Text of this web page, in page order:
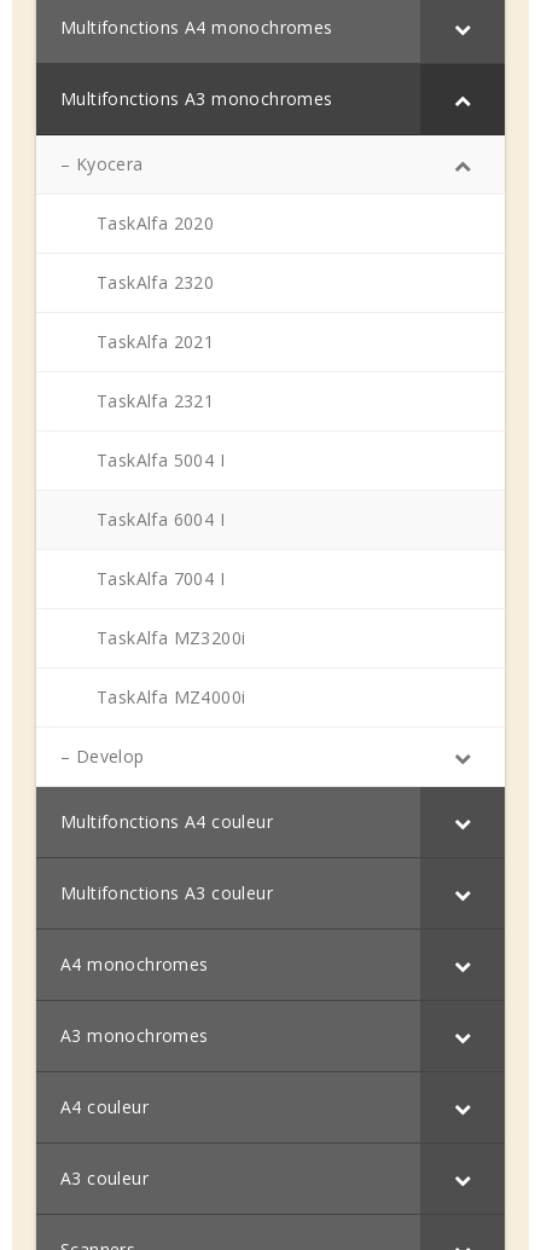
Multifonctions A4 monochromes
Multifonctions A3 monochromes
– Kyocera
TaskAlfa 2020
TaskAlfa 2320
TaskAlfa 2021
TaskAlfa 2321
TaskAlfa 5004 I
TaskAlfa 6004 I
TaskAlfa 7004 I
TaskAlfa MZ3200i
TaskAlfa MZ4000i
– Develop
Multifonctions A4 couleur
Multifonctions A3 couleur
A4 monochromes
A3 monochromes
A4 couleur
A3 couleur